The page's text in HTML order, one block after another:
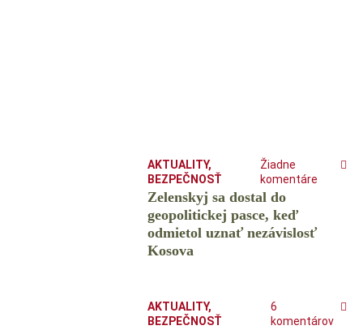
AKTUALITY,
BEZPEČNOSŤ
Žiadne
komentáre
Zelenskyj sa dostal do
geopolitickej pasce, keď
odmietol uznať nezávislosť
Kosova
AKTUALITY,
BEZPEČNOSŤ
6
komentárov